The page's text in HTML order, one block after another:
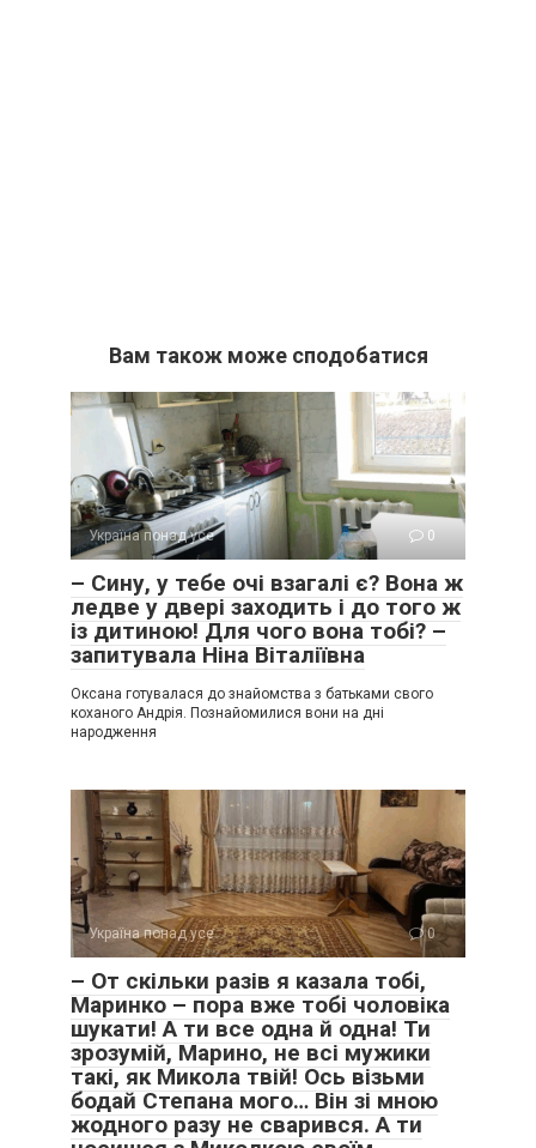
Вам також може сподобатися
Україна понад усе 0
– Сину, у тебе очі взагалі є? Вона ж
ледве у двері заходить і до того ж
із дитиною! Для чого вона тобі? –
запитувала Ніна Віталіївна
Оксана готувалася до знайомства з батьками свого
коханого Андрія. Познайомилися вони на дні
народження
Україна понад усе 0
– От скільки разів я казала тобі,
Маринко – пора вже тобі чоловіка
шукати! А ти все одна й одна! Ти
зрозумій, Марино, не всі мужики
такі, як Микола твій! Ось візьми
бодай Степана мого… Він зі мною
жодного разу не сварився. А ти